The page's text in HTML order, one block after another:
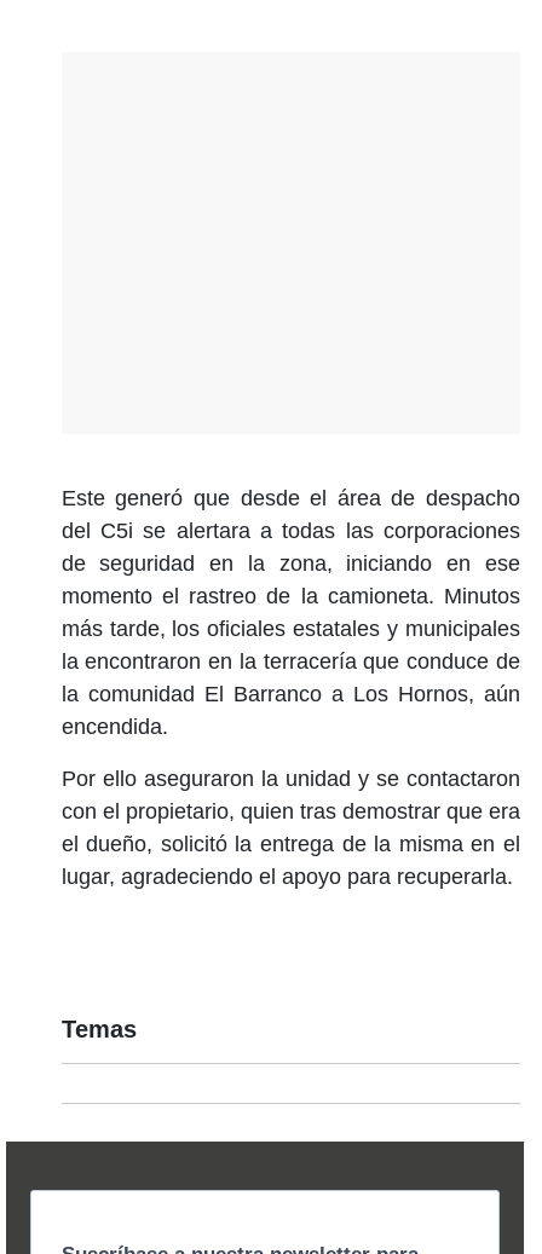
Este generó que desde el área de despacho
del C5i se alertara a todas las corporaciones
de seguridad en la zona, iniciando en ese
momento el rastreo de la camioneta. Minutos
más tarde, los oficiales estatales y municipales
la encontraron en la terracería que conduce de
la comunidad El Barranco a Los Hornos, aún
encendida.
Por ello aseguraron la unidad y se contactaron
con el propietario, quien tras demostrar que era
el dueño, solicitó la entrega de la misma en el
lugar, agradeciendo el apoyo para recuperarla.
Temas